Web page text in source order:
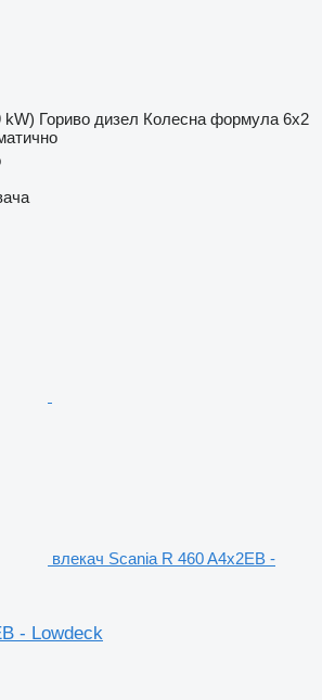
kW) Гориво дизел Колесна формула 6x2
влекач Scania R 460 A4x2EB -
- Lowdeck